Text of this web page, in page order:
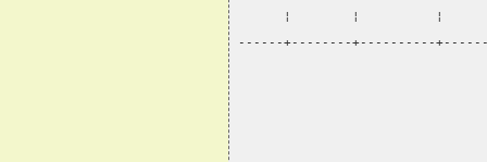
¦        ¦          ¦
------+--------+----------+------